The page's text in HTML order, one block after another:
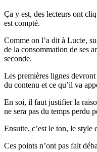
Ça y est, des lecteurs ont
est compté.
Comme on l’a dit à Lucie,
de la consommation de ses
seconde.
Les premières lignes
du contenu et ce qu’il va
En soi, il faut justifier la
ne sera pas du temps perdu
Ensuite, c’est le ton, le
Ces points n’ont pas fait